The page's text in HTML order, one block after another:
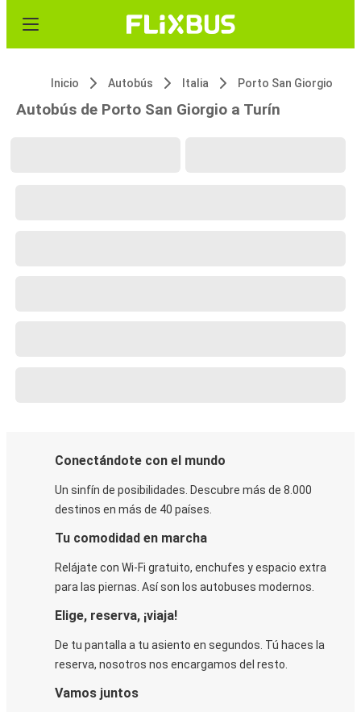
Inicio Autobús Italia Porto San Giorgio
Autobús de Porto San Giorgio a Turín
Conectándote con el mundo
Un sinfín de posibilidades. Descubre más de 8.000
destinos en más de 40 países.
Tu comodidad en marcha
Relájate con Wi-Fi gratuito, enchufes y espacio extra
para las piernas. Así son los autobuses modernos.
Elige, reserva, ¡viaja!
De tu pantalla a tu asiento en segundos. Tú haces la
reserva, nosotros nos encargamos del resto.
Vamos juntos